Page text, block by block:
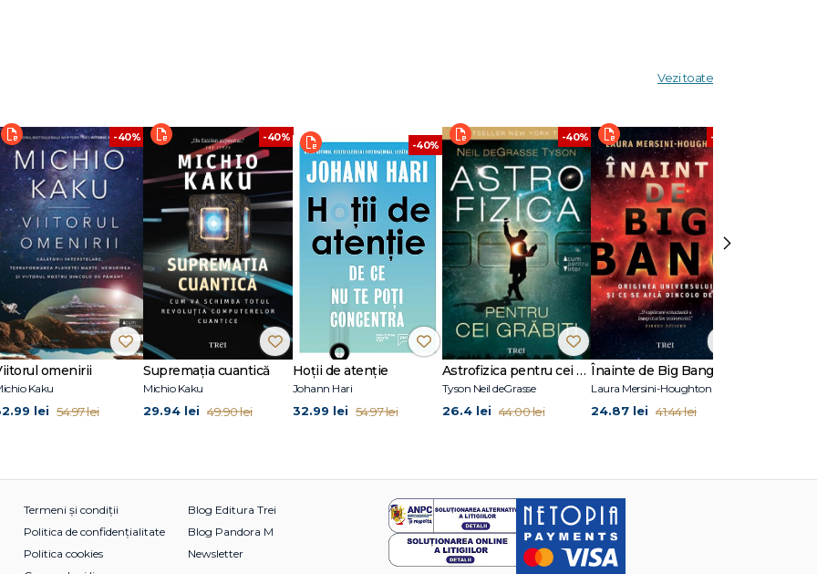
și mult mai departe.
pe care au avut-o emoțiile atât asupra noastră, cât și a lumii în care trăim.
al emoțiilor omenești. Dacă vreți să aflați ce impact major au avut emoțiile
- Publishers Weekly
în domeniul emoțiilor, este un cercetător independent și consultant în
al Centrului pentru istoria emoțiilor din cadrul Queen Mary University of
unde a fost recompensat de două ori pentru excelență academică. De
și un doctorat la Queen Mary University of London, unde a beneficiat
trecând prin istorie, psihologie, lingvistică și futurism, arată modul în
aceste schimbări influențează parcursul omenirii.
Vezi toate
-40%
omenirii
Kaku
lei 54.97 lei
-40%
Supremația cuantică
Michio Kaku
29.94 lei 49.90 lei
-40%
Hoții de atenție
Johann Hari
32.99 lei 54.97 lei
-40%
Astrofizica pentru cei grăbiți
Tyson Neil deGrasse
26.4 lei 44.00 lei
-40%
Înainte de Big Bang
Laura Mersini-Houghton
24.87 lei 41.44 lei
›
Termeni și condiții
Politica de confidențialitate
Politica cookies
Blog Editura Trei
Blog Pandora M
Newsletter